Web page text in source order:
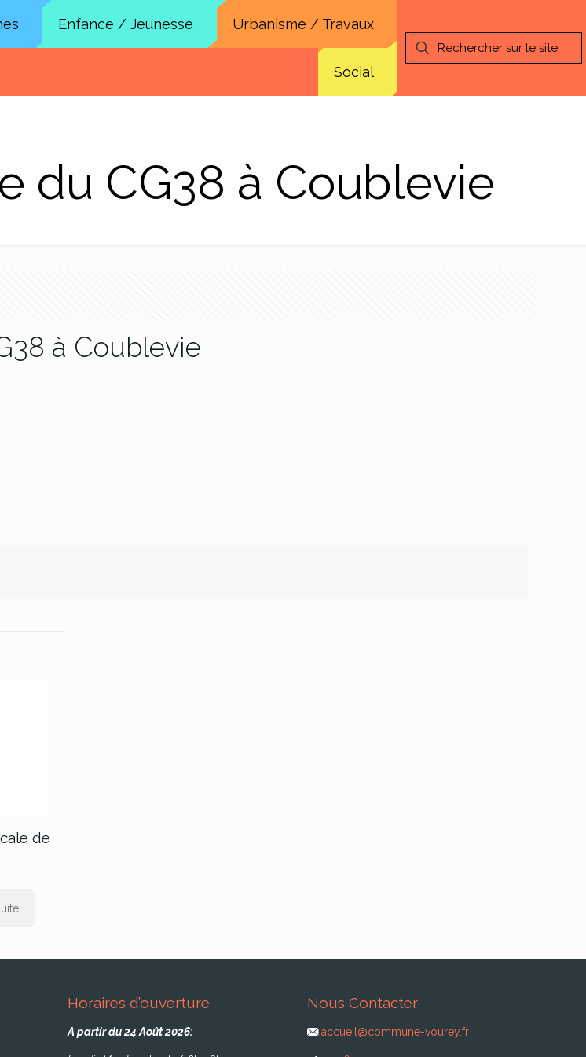
Enfance / Jeunesse Urbanisme / Travaux
Social
du CG38 à Coublevie
à Coublevie
de
Horaires d’ouverture
A partir du 24 Août 2026:
Nous Contacter
accueil@commune-vourey.fr